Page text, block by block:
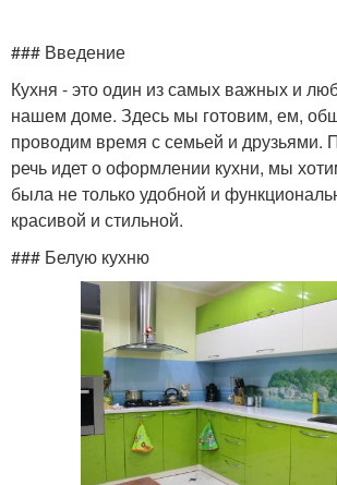
Кирпич в интерьере
Кладка в интерьере Обои
Кирпичная стена
Стен в квартире Цветы
### Введение
Кухня - это один из самых важных и
нашем доме. Здесь мы готовим, ем,
проводим время с семьей и друзьями.
речь идет о оформлении кухни, мы
была не только удобной и
красивой и стильной.
### Белую кухню